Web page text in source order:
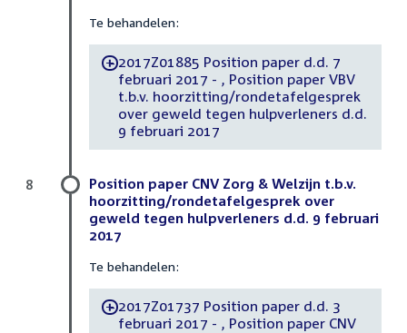
Te behandelen:
-2017Z01885 Position paper d.d. 7
februari 2017 - , Position paper VBV
t.b.v. hoorzitting/rondetafelgesprek
over geweld tegen hulpverleners d.d.
9 februari 2017
Position paper CNV Zorg & Welzijn t.b.v.
hoorzitting/rondetafelgesprek over
geweld tegen hulpverleners d.d. 9 februari
2017
Te behandelen:
-2017Z01737 Position paper d.d. 3
februari 2017 - , Position paper CNV
8